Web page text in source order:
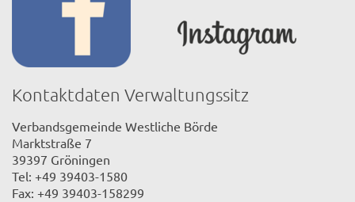
Kontaktdaten Verwaltungssitz
Verbandsgemeinde Westliche Börde
Marktstraße 7
39397 Gröningen
Tel: +49 39403-1580
Fax: +49 39403-158299